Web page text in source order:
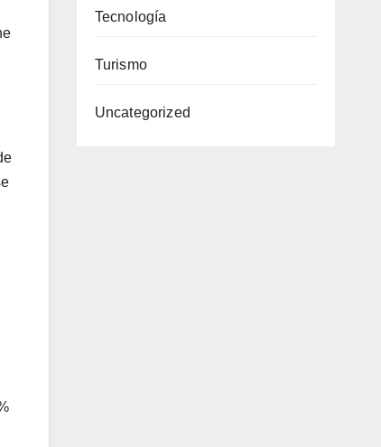
Tecnología
Turismo
Uncategorized